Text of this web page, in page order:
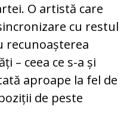
O artistă care
cu restul
recunoașterea
– ceea ce s-a și
aproape la fel de
de peste